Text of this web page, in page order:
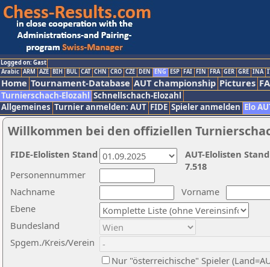
Logged on: Gast
Arabic ARM AZE BIH BUL CAT CHN CRO CZE DEN ENG ESP FAI FIN FRA GER GRE INA
Home Tournament-Database AUT championship Pictures
Turnierschach-Elozahl Schnellschach-Elozahl
Allgemeines Turnier anmelden: AUT FIDE Spieler anmelden Elo
Willkommen bei den offiziellen
Nachname
Vorname
Ebene
Personennummer
Bundesland
Spgem./Kreis/Verein
Nur "österreichische" Spieler
AUT-Elolisten
7.518
FIDE-Elolisten Stand